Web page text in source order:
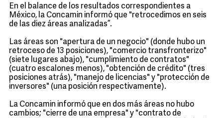
En el balance de los resultados correspondientes a
México, la Concamin informó que "retrocedimos en seis
de las diez áreas analizadas”.
Las áreas son "apertura de un negocio" (donde hubo un
retroceso de 13 posiciones), "comercio transfronterizo"
(siete lugares abajo), "cumplimiento de contratos"
(cuatro escalones menos), "obtención de crédito" (tres
posiciones atrás), "manejo de licencias" y "protección de
inversores" (una posición respectivamente).
La Concamin informó que en dos más áreas no hubo
cambios; "cierre de una empresa" y "contrato de